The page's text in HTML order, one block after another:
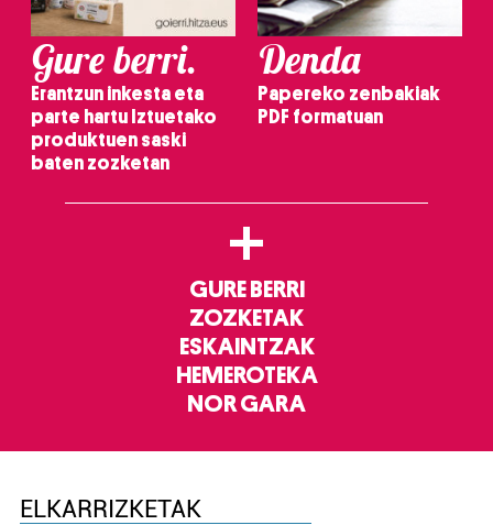
Gure berri.
Erantzun inkesta eta
parte hartu Iztuetako
produktuen saski
baten zozketan
Denda
Papereko zenbakiak
PDF formatuan
+
GURE BERRI
ZOZKETAK
ESKAINTZAK
HEMEROTEKA
NOR GARA
ELKARRIZKETAK